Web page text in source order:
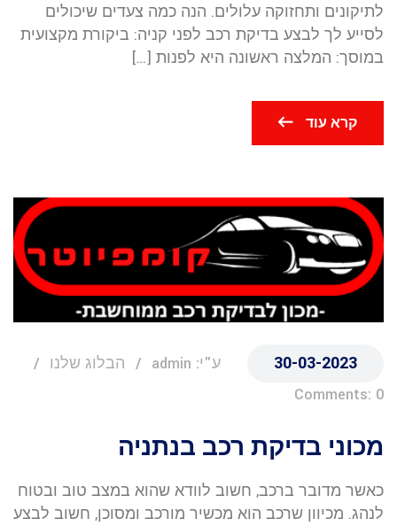
לתיקונים ותחזוקה עלולים. הנה כמה צעדים שיכולים
לסייע לך לבצע בדיקת רכב לפני קניה: ביקורת מקצועית
במוסך: המלצה ראשונה היא לפנות […]
קרא עוד
30-03-2023 ע"י: admin
הבלוג שלנו
Comments: 0
מכוני בדיקת רכב בנתניה
כאשר מדובר ברכב, חשוב לוודא שהוא במצב טוב ובטוח
לנהג. מכיוון שרכב הוא מכשיר מורכב ומסוכן, חשוב לבצע